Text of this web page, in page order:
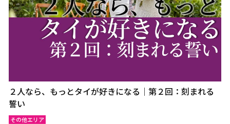
２人なら、もっとタイが好きになる｜第２回：刻まれる
誓い
その他エリア